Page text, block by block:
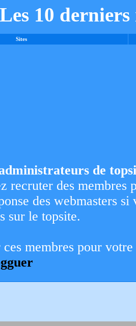
Les 10
Sites
de
recruter des membres
des webmasters
sur le topsite.
membres pour